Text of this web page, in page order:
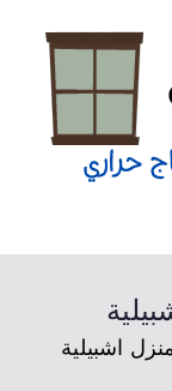
منازل
منازل من الداخل و
اشبيلية